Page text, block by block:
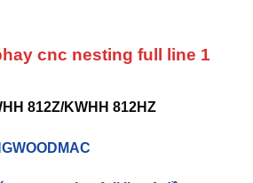
cnc nesting full line 1
812Z/KWHH 812HZ